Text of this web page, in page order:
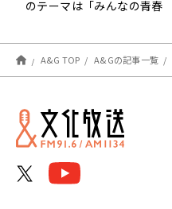
のテーマは「みんなの青春
A&G TOP A&Gの記事一覧